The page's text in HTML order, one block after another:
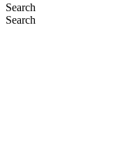
Search
Search